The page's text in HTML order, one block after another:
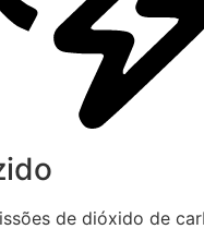
de dióxido de